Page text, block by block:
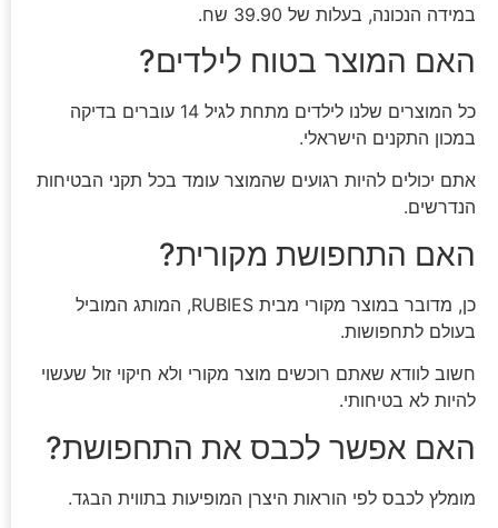
במידה הנכונה, בעלות של 39.90 שח.
האם המוצר בטוח לילדים?
כל המוצרים שלנו לילדים מתחת לגיל 14 עוברים בדיקה
במכון התקנים הישראלי.
אתם יכולים להיות רגועים שהמוצר עומד בכל תקני הבטיחות
הנדרשים.
האם התחפושת מקורית?
כן, מדובר במוצר מקורי מבית RUBIES, המותג המוביל
בעולם לתחפושות.
חשוב לוודא שאתם רוכשים מוצר מקורי ולא חיקוי זול שעשוי
להיות לא בטיחותי.
האם אפשר לכבס את התחפושת?
מומלץ לכבס לפי הוראות היצרן המופיעות בתווית הבגד.